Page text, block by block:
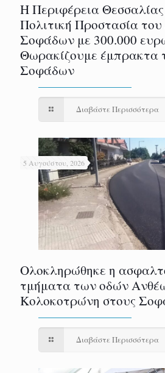
Η Περιφέρεια Θεσσαλίας
Πολιτική Προστασία
Σοφάδων με 300.000
Θωρακίζουμε έμπρακτα
Σοφάδων
Διαβάστε Περισσότερα
5 Αυγούστου, 2026
Ολοκληρώθηκε η
τμήματα των οδών
Κολοκοτρώνη στους
Διαβάστε Περισσότερα